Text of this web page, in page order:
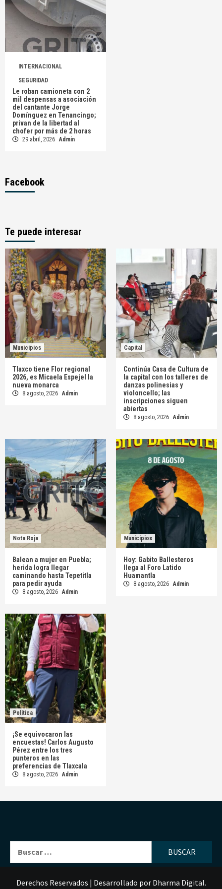
INTERNACIONAL
SEGURIDAD
Le roban camioneta con 2
mil despensas a asociación
del cantante Jorge
Domínguez en Tenancingo;
privan de la libertad al
chofer por más de 2 horas
29 abril, 2026 Admin
Facebook
Te puede interesar
Municipios
Tlaxco tiene Flor regional
2026, es Micaela Espejel la
nueva monarca
8 agosto, 2026 Admin
Capital
Continúa Casa de Cultura de
la capital con los talleres de
danzas polinesias y
violoncello; las
inscripciones siguen
abiertas
8 agosto, 2026 Admin
Nota Roja
Balean a mujer en Puebla;
herida logra llegar
caminando hasta Tepetitla
para pedir ayuda
8 agosto, 2026 Admin
Municipios
Hoy: Gabito Ballesteros
llega al Foro Latido
Huamantla
8 agosto, 2026 Admin
Política
¡Se equivocaron las
encuestas! Carlos Augusto
Pérez entre los tres
punteros en las
preferencias de Tlaxcala
8 agosto, 2026 Admin
Derechos Reservados | Desarrollado por Dharma Digital.